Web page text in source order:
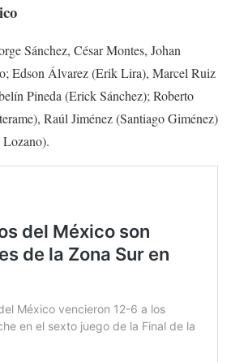
Sánchez, César Montes, Johan
Edson Álvarez (Erik Lira), Marcel Ruiz
Pineda (Erick Sánchez); Roberto
Raúl Jiménez (Santiago Giménez)